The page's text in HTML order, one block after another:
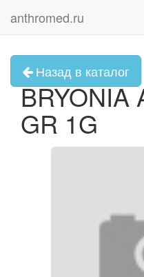
anthromed.ru
Назад в каталог
BRYONIA
GR 1G